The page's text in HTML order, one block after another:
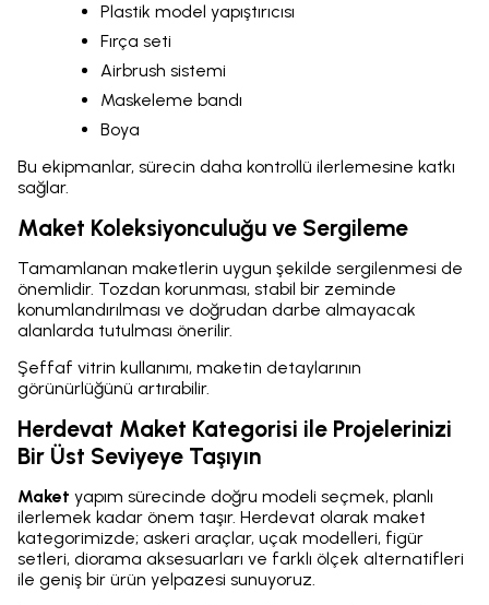
Plastik model yapıştırıcısı
Fırça seti
Airbrush sistemi
Maskeleme bandı
Boya
Bu ekipmanlar, sürecin daha kontrollü ilerlemesine katkı
sağlar.
Maket Koleksiyonculuğu ve Sergileme
Tamamlanan maketlerin uygun şekilde sergilenmesi de
önemlidir. Tozdan korunması, stabil bir zeminde
konumlandırılması ve doğrudan darbe almayacak
alanlarda tutulması önerilir.
Şeffaf vitrin kullanımı, maketin detaylarının
görünürlüğünü artırabilir.
Herdevat Maket Kategorisi ile Projelerinizi
Bir Üst Seviyeye Taşıyın
Maket yapım sürecinde doğru modeli seçmek, planlı
ilerlemek kadar önem taşır. Herdevat olarak maket
kategorimizde; askeri araçlar, uçak modelleri, figür
setleri, diorama aksesuarları ve farklı ölçek alternatifleri
ile geniş bir ürün yelpazesi sunuyoruz.